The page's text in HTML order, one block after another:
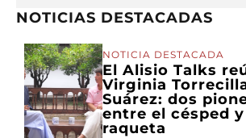
NOTICIAS DESTACADAS
NOTICIA DESTACADA
El Alisio Talks
Virginia
Suárez: dos
entre el césped y
raqueta